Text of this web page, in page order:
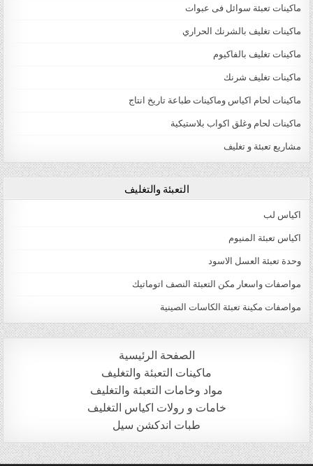
ماكينات تعبئة سوائل فى عبوات
ماكينات تغليف بالشرنك الحراري
ماكينات تغليف بالفاكيوم
ماكينات تغليف شرنك
ماكينات لحام اكياس وماكينات طباعة تاريخ انتاج
ماكينات لحام وغلق اكواب بلاستيكية
مشاريع تعبئة و تغليف
التعبئة والتغليف
اكياس لب
اكياس تعبئة المنيوم
وحدة تعبئة العسل الاسود
مواصفات واسعار مكن التعبئة النصف اتوماتيك
مواصفات مكينة تعبئة الكاسات الصينية
الصفحة الرئيسية
ماكينات التعبئة والتغليف
مواد وخامات التعبئة والتغليف
خامات و رولات اكياس التغليف
طبات اندكشن سيل